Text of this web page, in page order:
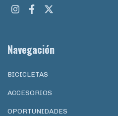
Navegación
BICICLETAS
ACCESORIOS
OPORTUNIDADES